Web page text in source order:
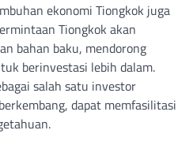
ekonomi Tiongkok juga
Tiongkok akan
bahan baku, mendorong
berinvestasi lebih dalam.
salah satu investor
dapat memfasilitasi